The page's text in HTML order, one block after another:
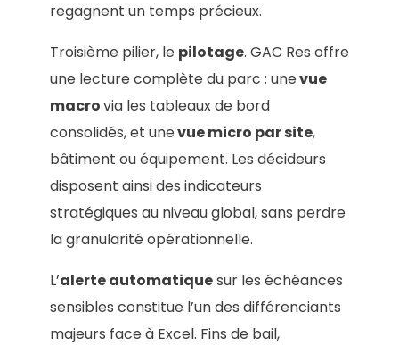
regagnent un temps précieux.
Troisième pilier, le pilotage. GAC Res offre
une lecture complète du parc : unevue
macrovia les tableaux de bord
consolidés, et unevue micro par site,
bâtiment ou équipement. Les décideurs
disposent ainsi des indicateurs
stratégiques au niveau global, sans perdre
la granularité opérationnelle.
L’alerte automatiquesur les échéances
sensibles constitue l’un des différenciants
majeurs face à Excel. Fins de bail,